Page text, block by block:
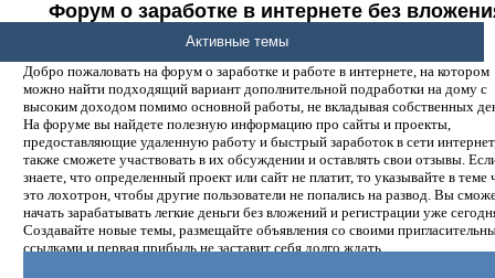
Форум о заработке в интернете без
денег.
Добро пожаловать на форум о заработке и работе в интернете, на котором
можно найти подходящий вариант дополнительной подработки на дому с
высоким доходом помимо основной работы, не вкладывая собственных
На форуме вы найдете полезную информацию про сайты и проекты,
предоставляющие удаленную работу и быстрый заработок в сети
также сможете участвовать в их обсуждении и оставлять свои отзывы.
знаете, что определенный проект или сайт не платит, то указывайте в теме
это лохотрон, чтобы другие пользователи не попались на развод. Вы
начать зарабатывать легкие деньги без вложений и регистрации уже
Создавайте новые темы, размещайте объявления со своими
ссылками и первая прибыль не заставит себя долго ждать.
Активные темы